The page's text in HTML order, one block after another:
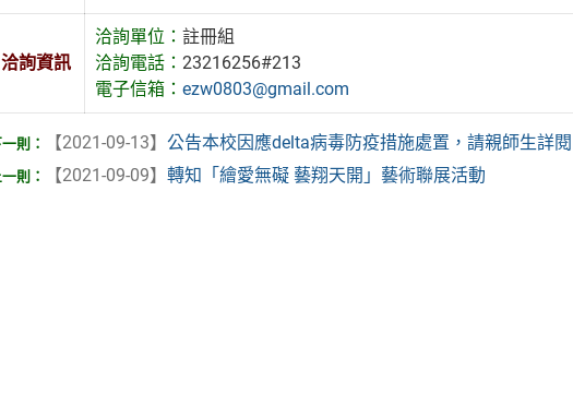
洽詢資訊
洽詢單位：註冊組
洽詢電話：23216256#213
電子信箱：ezw0803@gmail.com
【2021-09-13】 公告本校因應delta病毒防疫措施處置，請親師生詳
【2021-09-09】 轉知「繪愛無礙 藝翔天開」藝術聯展活動